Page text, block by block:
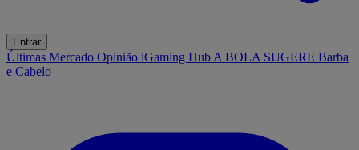
Entrar
Últimas Mercado Opinião iGaming Hub A BOLA SUGERE Barba
e Cabelo